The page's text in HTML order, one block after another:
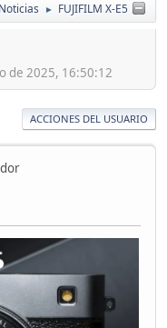
Noticias ► FUJIFILM X-E5
de 2025, 16:50:12
ACCIONES DEL USUARIO